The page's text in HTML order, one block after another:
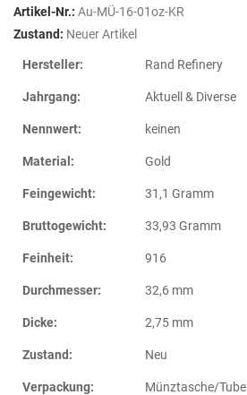
Artikel-Nr.: Au-MÜ-16-01oz-KR
Zustand: Neuer Artikel
Hersteller: Rand Refinery
Jahrgang: Aktuell & Diverse
Nennwert: keinen
Material: Gold
Feingewicht: 31,1 Gramm
Bruttogewicht: 33,93 Gramm
Feinheit: 916
Durchmesser: 32,6 mm
Dicke: 2,75 mm
Zustand: Neu
Verpackung: Münztasche/Tube